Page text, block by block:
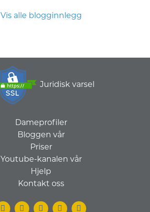
Vis alle blogginnlegg
Juridisk varsel
Dameprofiler
Bloggen vår
Priser
Youtube-kanalen vår
Hjelp
Kontakt oss